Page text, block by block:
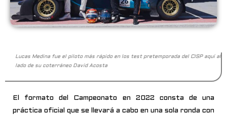
Lucas Medina fue el piloto más rápido en los test pretemporada del CISP aquí al
lado de su coterráneo David Acosta
El formato del Campeonato en 2022 consta de una
práctica oficial que se llevará a cabo en una sola ronda con